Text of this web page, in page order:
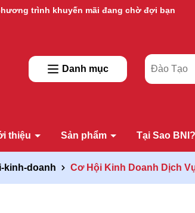
trình khuyến mãi đang chờ đợi bạn
Danh mục
thiệu Sản phẩm Tại Sao BNI?
kinh-doanh Cơ Hội Kinh Doanh Dịch